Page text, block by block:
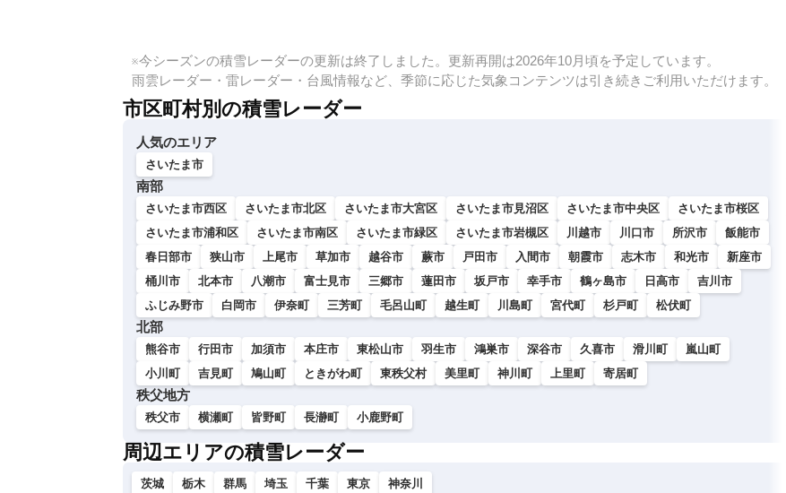
※今シーズンの積雪レーダーの更新は終了しました。更新再開は2026年10月頃を予定しています。
雨雲レーダー・雷レーダー・台風情報など、季節に応じた気象コンテンツは引き続きご利用いただけます。
市区町村別の積雪レーダー
人気のエリア
さいたま市
南部
さいたま市西区 さいたま市北区 さいたま市大宮区 さいたま市見沼区 さいたま市中央区
さいたま市桜区
さいたま市浦和区
さいたま市南区 さいたま市緑区 さいたま市岩槻区 川越市 川口市 所沢市
飯能市
春日部市
狭山市 上尾市 草加市 越谷市 蕨市 戸田市 入間市 朝霞市 志木市 和光市
新座市
桶川市
北本市 八潮市 富士見市 三郷市 蓮田市 坂戸市 幸手市 鶴ヶ島市 日高市
吉川市
ふじみ野市
白岡市 伊奈町 三芳町 毛呂山町 越生町 川島町 宮代町 杉戸町 松伏町
北部
熊谷市 行田市 加須市 本庄市 東松山市 羽生市 鴻巣市 深谷市 久喜市 滑川町
嵐山町
小川町
吉見町 鳩山町 ときがわ町 東秩父村 美里町 神川町 上里町 寄居町
秩父地方
秩父市 横瀬町 皆野町 長瀞町 小鹿野町
周辺エリアの積雪レーダー
茨城 栃木 群馬 埼玉 千葉 東京 神奈川